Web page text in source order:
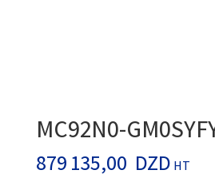
MC92N0-
879 135,00 DZD HT